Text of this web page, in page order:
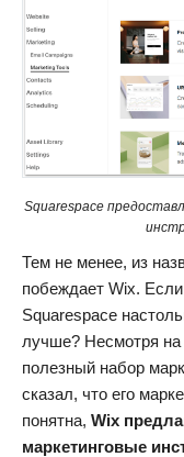
Squarespace
Тем не менее, из
побеждает Wix.
Squarespace
лучше? Несмотря на
полезный набор
сказал, что его
понятна, Wix
маркетинговые